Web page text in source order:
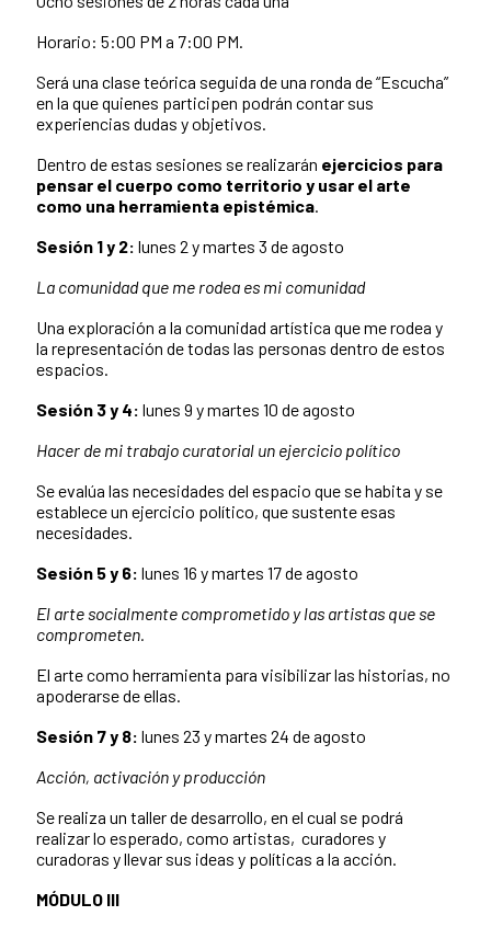
Horario: 5:00 PM a 7:00 PM.
Será una clase teórica seguida de una ronda de “Escucha”
en la que quienes participen podrán contar sus
experiencias dudas y objetivos.
Dentro de estas sesiones se realizarán ejercicios para
pensar el cuerpo como territorio y usar el arte
como una herramienta epistémica.
Sesión 1 y 2: lunes 2 y martes 3 de agosto
La comunidad que me rodea es mi comunidad
Una exploración a la comunidad artística que me rodea y
la representación de todas las personas dentro de estos
espacios.
Sesión 3 y 4: lunes 9 y martes 10 de agosto
Hacer de mi trabajo curatorial un ejercicio político
Se evalúa las necesidades del espacio que se habita y se
establece un ejercicio político, que sustente esas
necesidades.
Sesión 5 y 6: lunes 16 y martes 17 de agosto
El arte socialmente comprometido y las artistas que se
comprometen.
El arte como herramienta para visibilizar las historias, no
apoderarse de ellas.
Sesión 7 y 8: lunes 23 y martes 24 de agosto
Acción, activación y producción
Se realiza un taller de desarrollo, en el cual se podrá
realizar lo esperado, como artistas, curadores y
curadoras y llevar sus ideas y políticas a la acción.
MÓDULO III